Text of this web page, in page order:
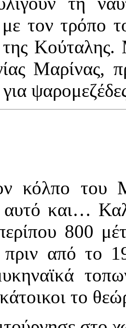
με τον τρόπο
Κούταλης.
Μαρίνας,
κόλπο του
και…
800
από το
το